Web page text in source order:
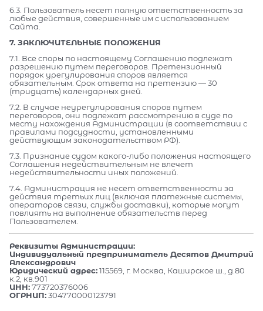
6.3. Пользователь несет полную ответственность за
любые действия, совершенные им с использованием
Сайта.
7. ЗАКЛЮЧИТЕЛЬНЫЕ ПОЛОЖЕНИЯ
7.1. Все споры по настоящему Соглашению подлежат
разрешению путем переговоров. Претензионный
порядок урегулирования споров является
обязательным. Срок ответа на претензию — 30
(тридцать) календарных дней.
7.2. В случае неурегулирования споров путем
переговоров, они подлежат рассмотрению в суде по
месту нахождения Администрации (в соответствии с
правилами подсудности, установленными
действующим законодательством РФ).
7.3. Признание судом какого-либо положения настоящего
Соглашения недействительным не влечет
недействительности иных положений.
7.4. Администрация не несет ответственности за
действия третьих лиц (включая платежные системы,
операторов связи, службы доставки), которые могут
повлиять на выполнение обязательств перед
Пользователем.
Реквизиты Администрации:
Индивидуальный предприниматель Десятов Дмитрий
Александрович
Юридический адрес:115569, г. Москва, Каширское ш., д.80
к.2, кв.901
ИНН:773720376006
ОГРНИП:304770000123791